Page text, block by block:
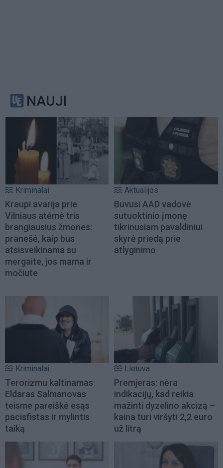
NAUJI
Kriminalai
Kraupi avarija prie
Vilniaus atėmė tris
brangiausius žmones:
pranešė, kaip bus
atsisveikinama su
mergaite, jos mama ir
močiute
Aktualijos
Buvusi AAD vadovė
sutuoktinio įmonę
tikrinusiam pavaldiniui
skyrė priedą prie
atlyginimo
Kriminalai
Terorizmu kaltinamas
Eldaras Salmanovas
teisme pareiškė esąs
pacisfistas ir mylintis
taiką
Lietuva
Premjeras: nėra
indikacijų, kad reikia
mažinti dyzelino akcizą –
kaina turi viršyti 2,2 euro
už litrą